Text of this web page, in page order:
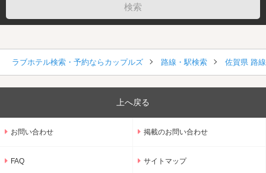
ラブホテル検索・予約ならカップルズ 路線・駅検索 佐賀県 路
上へ戻る
お問い合わせ 掲載のお問い合わせ
FAQ サイトマップ